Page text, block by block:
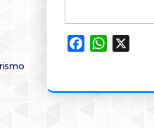
FacebookWhatsApp